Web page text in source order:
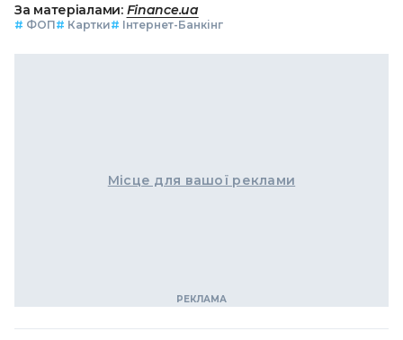
За матеріалами: Finance.ua
# ФОП# Картки# Інтернет-Банкінг
Місце для вашої реклами